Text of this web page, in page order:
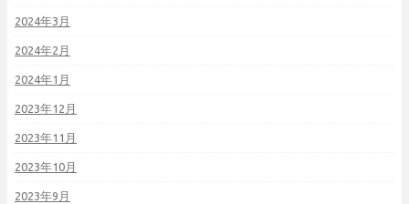
2024年3月
2024年2月
2024年1月
2023年12月
2023年11月
2023年10月
2023年9月